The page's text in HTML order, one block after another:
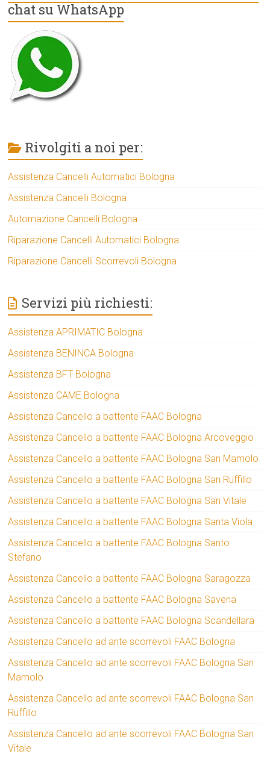
chat su WhatsApp
Rivolgiti a noi per:
Assistenza Cancelli Automatici Bologna
Assistenza Cancelli Bologna
Automazione Cancelli Bologna
Riparazione Cancelli Automatici Bologna
Riparazione Cancelli Scorrevoli Bologna
Servizi più richiesti:
Assistenza APRIMATIC Bologna
Assistenza BENINCA Bologna
Assistenza BFT Bologna
Assistenza CAME Bologna
Assistenza Cancello a battente FAAC Bologna
Assistenza Cancello a battente FAAC Bologna Arcoveggio
Assistenza Cancello a battente FAAC Bologna San Mamolo
Assistenza Cancello a battente FAAC Bologna San Ruffillo
Assistenza Cancello a battente FAAC Bologna San Vitale
Assistenza Cancello a battente FAAC Bologna Santa Viola
Assistenza Cancello a battente FAAC Bologna Santo
Stefano
Assistenza Cancello a battente FAAC Bologna Saragozza
Assistenza Cancello a battente FAAC Bologna Savena
Assistenza Cancello a battente FAAC Bologna Scandellara
Assistenza Cancello ad ante scorrevoli FAAC Bologna
Assistenza Cancello ad ante scorrevoli FAAC Bologna San
Mamolo
Assistenza Cancello ad ante scorrevoli FAAC Bologna San
Ruffillo
Assistenza Cancello ad ante scorrevoli FAAC Bologna San
Vitale